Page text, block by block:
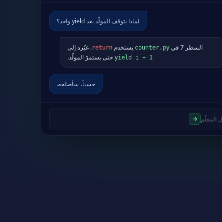
لماذا يتوقف المولّد بعد yield واحد؟
السطر 7 في counter.py يستخدمreturn. غيّره إلى
yield i + 1 حتى يستمرّ المولّد.
حسناً، سأصلحه.
المعلّم